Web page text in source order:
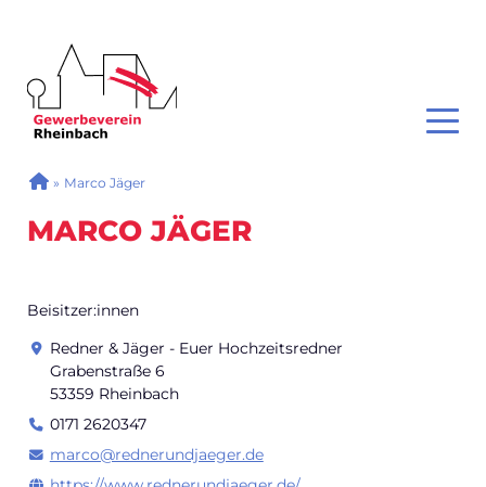
SIE SIND HIER
» Marco Jäger
MARCO JÄGER
Beisitzer:innen
Redner & Jäger - Euer Hochzeitsredner
Grabenstraße 6
53359 Rheinbach
0171 2620347
marco@rednerundjaeger.de